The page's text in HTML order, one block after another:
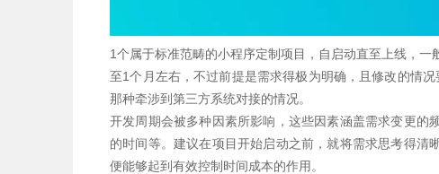
1个属于标准范畴的小程序定制项目，自启动直至上线，
至1个月左右，不过前提是需求得极为明确，且修改的情
那种牵涉到第三方系统对接的情况。
开发周期会被多种因素所影响，这些因素涵盖需求变更的
的时间等。建议在项目开始启动之前，就将需求思考得
便能够起到有效控制时间成本的作用。